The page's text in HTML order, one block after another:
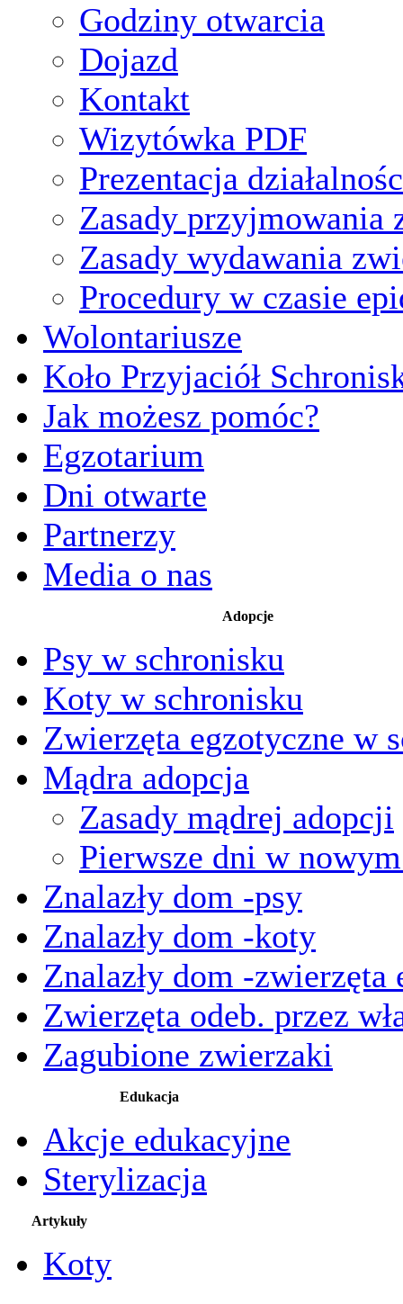
Godziny otwarcia
Dojazd
Kontakt
Wizytówka PDF
Prezentacja
Zasady przyjmowania
Zasady wydawania
Procedury w czasie
Wolontariusze
Koło Przyjaciół
Jak możesz pomóc?
Egzotarium
Dni otwarte
Partnerzy
Media o nas
Adopcje
Psy w schronisku
Koty w schronisku
Zwierzęta egzotyczne w
Mądra adopcja
Zasady mądrej adopcji
Pierwsze dni w
Znalazły dom -psy
Znalazły dom -koty
Znalazły dom -zwierzęta
Zwierzęta odeb. przez
Zagubione zwierzaki
Edukacja
Akcje edukacyjne
Sterylizacja
Artykuły
Koty